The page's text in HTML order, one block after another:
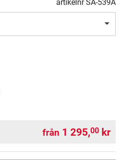
artikelnrSA-539A
från 1 295,00 kr